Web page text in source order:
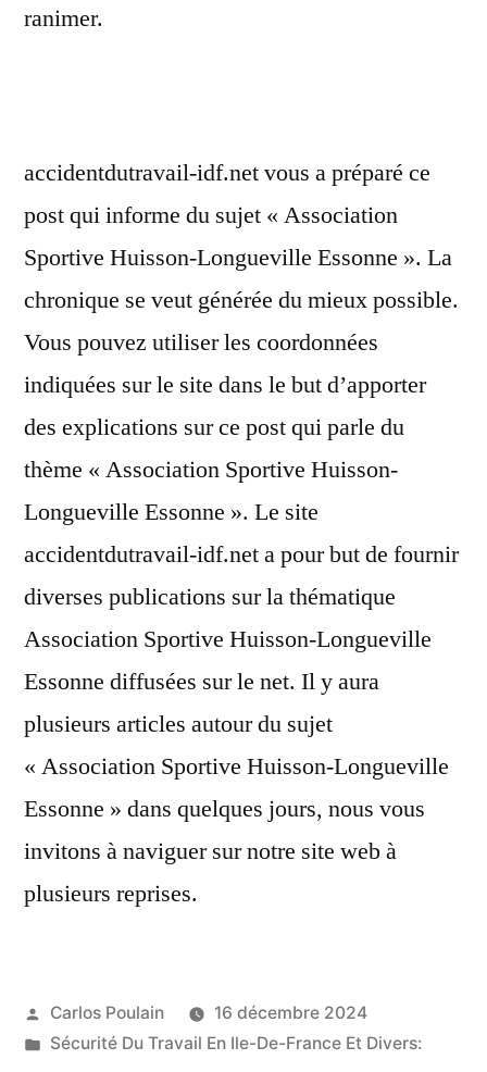
ranimer.
accidentdutravail-idf.net vous a préparé ce
post qui informe du sujet « Association
Sportive Huisson-Longueville Essonne ». La
chronique se veut générée du mieux possible.
Vous pouvez utiliser les coordonnées
indiquées sur le site dans le but d’apporter
des explications sur ce post qui parle du
thème « Association Sportive Huisson-
Longueville Essonne ». Le site
accidentdutravail-idf.net a pour but de fournir
diverses publications sur la thématique
Association Sportive Huisson-Longueville
Essonne diffusées sur le net. Il y aura
plusieurs articles autour du sujet
« Association Sportive Huisson-Longueville
Essonne » dans quelques jours, nous vous
invitons à naviguer sur notre site web à
plusieurs reprises.
Publié
par
Carlos Poulain
16 décembre 2024
Publié
Sécurité Du Travail En Ile-De-France Et Divers: